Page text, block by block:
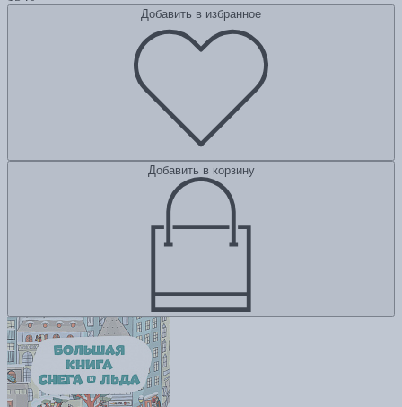
Добавить в избранное
Добавить в корзину